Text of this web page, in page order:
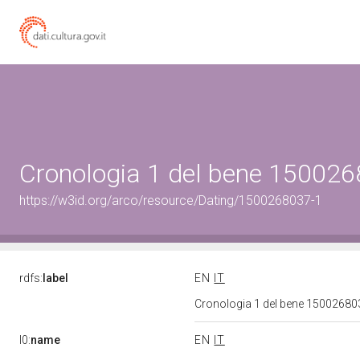
Cronologia 1 del bene
https://w3id.org/arco/resource/Dating/1500268037-1
rdfs: label EN
IT
Cronologia 1 del bene
l0:name EN
IT